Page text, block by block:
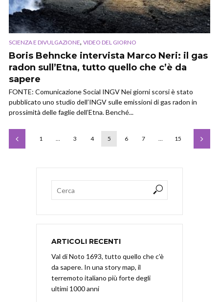
SCIENZA E DIVULGAZIONE, VIDEO DEL GIORNO
Boris Behncke intervista Marco Neri: il gas
radon sull’Etna, tutto quello che c’è da
sapere
FONTE: Comunicazione Social INGV Nei giorni scorsi è stato
pubblicato uno studio dell’INGV sulle emissioni di gas radon in
prossimità delle faglie dell’Etna. Benché...
1 … 3 4 5 6 7 … 15
ARTICOLI RECENTI
Val di Noto 1693, tutto quello che c’è
da sapere. In una story map, il
terremoto italiano più forte degli
ultimi 1000 anni